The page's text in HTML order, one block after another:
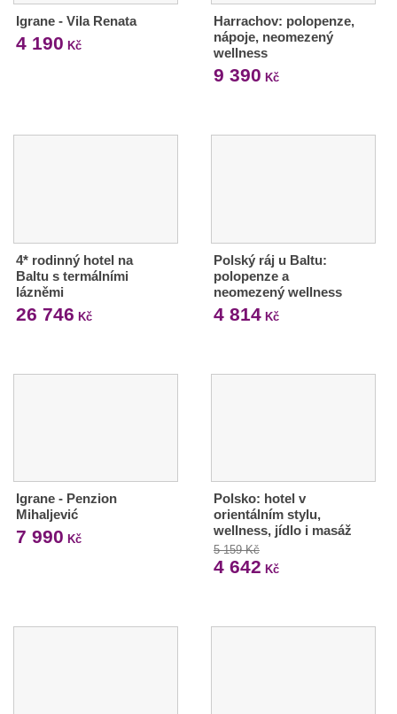
Igrane - Vila Renata
4 190 Kč
Harrachov: polopenze,
nápoje, neomezený
wellness
9 390 Kč
4* rodinný hotel na
Baltu s termálními
lázněmi
26 746 Kč
Polský ráj u Baltu:
polopenze a
neomezený wellness
4 814Kč
Igrane - Penzion
Mihaljević
7 990 Kč
Polsko: hotel v
orientálním stylu,
wellness, jídlo i masáž
5 159 Kč
4 642 Kč